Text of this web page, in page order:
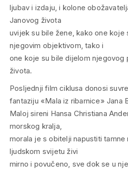
ljubav i izdaju, i kolone
Janovog života
uvijek su bile žene, kako one koje
njegovim objektivom, tako i
one koje su bile dijelom njegovog
života.
Posljednji film ciklusa donosi
fantaziju «Mala iz ribarnice» Jana
Maloj sireni Hansa Christiana
morskog kralja,
morala je s obitelji napustiti tamne
ljudskom svijetu živi
mirno i povučeno, sve dok se u